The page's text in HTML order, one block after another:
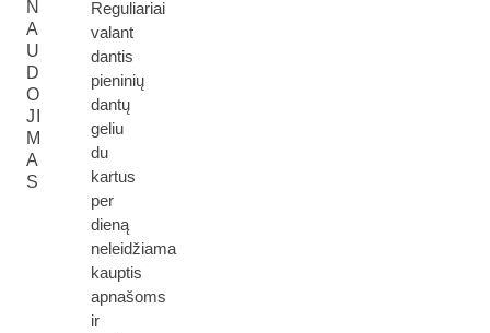
N
A
U
D
O
JI
M
A
S
Reguliariai
valant
dantis
pieninių
dantų
geliu
du
kartus
per
dieną
neleidžiama
kauptis
apnašoms
ir